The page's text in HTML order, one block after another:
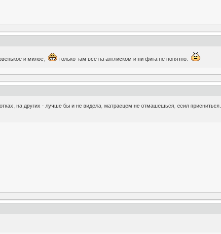
и милое,
только там все на англиском и ни фига не понятно.
на других - лучше бы и не видела, матрасцем не отмашешься, есил